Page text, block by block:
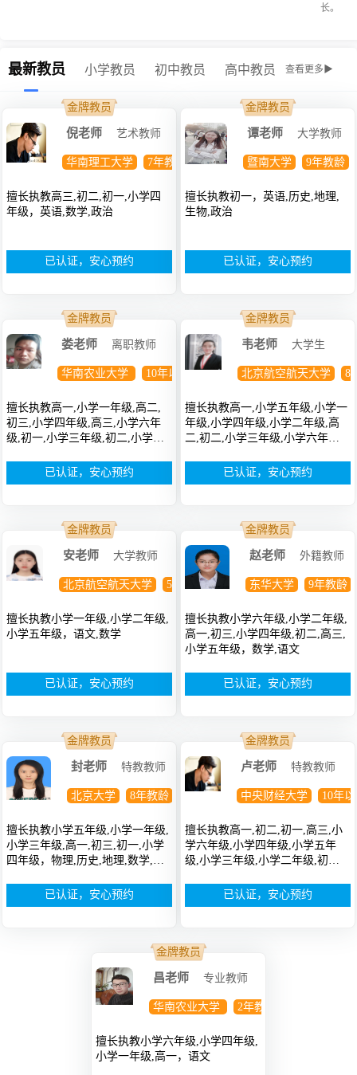
长。
最新教员 小学教员 初中教员 高中教员 查看更多▶
金牌教员
倪老师 艺术教师
华南理工大学 7年教龄 硕士
擅长执教高三,初二,初一,小学四
年级，英语,数学,政治
已认证，安心预约
金牌教员
谭老师 大学教师
暨南大学 9年教龄
擅长执教初一，英语,历史,地理,
生物,政治
已认证，安心预约
金牌教员
娄老师 离职教师
华南农业大学 10年以上教龄 博士
擅长执教高一,小学一年级,高二,
初三,小学四年级,高三,小学六年
级,初一,小学三年级,初二,小学五
已认证，安心预约
金牌教员
韦老师 大学生
北京航空航天大学 8
擅长执教高一,小学五年级,小学一
年级,小学四年级,小学二年级,高
二,初二,小学三年级,小学六年
已认证，安心预约
金牌教员
安老师 大学教师
北京航空航天大学 5年教龄
擅长执教小学一年级,小学二年级,
小学五年级，语文,数学
已认证，安心预约
金牌教员
赵老师 外籍教师
东华大学 9年教龄
擅长执教小学六年级,小学二年级,
高一,初三,小学四年级,初二,高三,
小学五年级，数学,语文
已认证，安心预约
金牌教员
封老师 特教教师
北京大学 8年教龄
擅长执教小学五年级,小学一年级,
小学三年级,高一,初三,初一,小学
四年级，物理,历史,地理,数学,政
已认证，安心预约
金牌教员
卢老师 特教教师
中央财经大学 10年
擅长执教高一,初二,初一,高三,小
学六年级,小学四年级,小学五年
级,小学三年级,小学二年级,初
已认证，安心预约
金牌教员
昌老师 专业教师
华南农业大学 2年教龄
擅长执教小学六年级,小学四年级,
小学一年级,高一，语文